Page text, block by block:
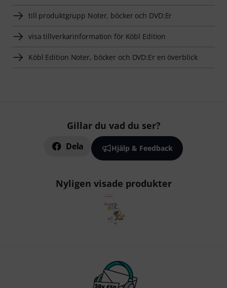
till produktgrupp Noter, böcker och DVD:Er
visa tillverkarinformation för Köbl Edition
Köbl Edition Noter, böcker och DVD:Er en överblick
Gillar du vad du ser?
Dela Hjälp & Feedback
Nyligen visade produkter